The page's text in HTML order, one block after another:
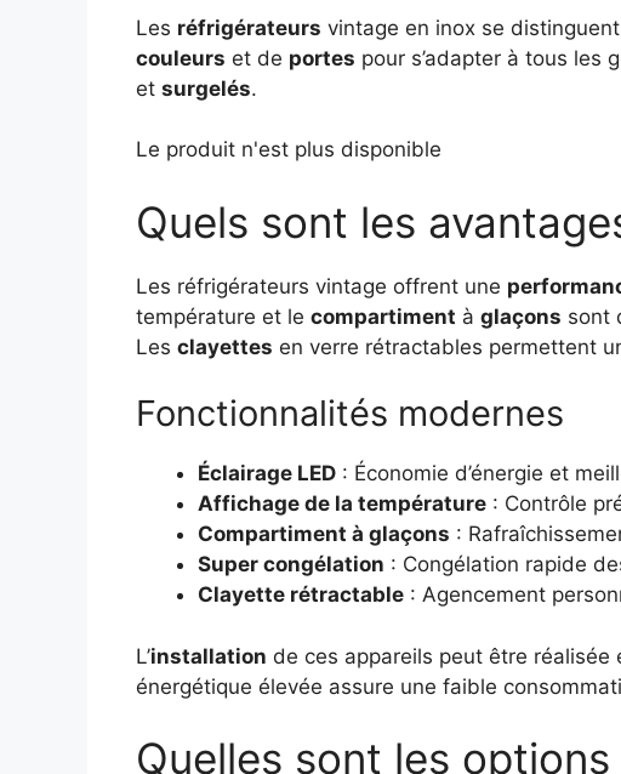
Les réfrigérateurs vintage en inox se
couleurs et de portes pour s’adapter à tous les
et surgelés.
Le produit n'est plus disponible
Quels sont les
Les réfrigérateurs vintage offrent une
température et le compartiment à glaçons sont
Les clayettes en verre rétractables permettent
Fonctionnalités modernes
Éclairage LED : Économie d’énergie et
Affichage de la température : Contrôle
Compartiment à glaçons :
Super congélation : Congélation rapide
Clayette rétractable : Agencement
L’installation de ces appareils peut être réalisée
énergétique élevée assure une faible
Quelles sont les